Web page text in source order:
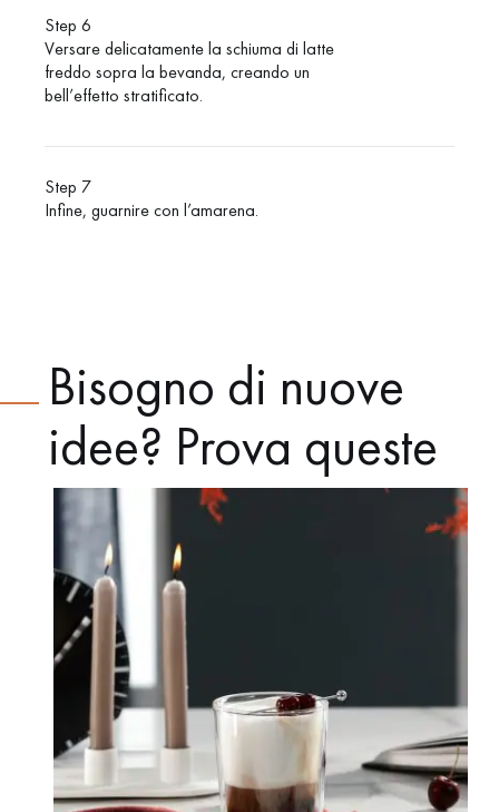
Step 6
Versare delicatamente la schiuma di latte
freddo sopra la bevanda, creando un
bell’effetto stratificato.
Step 7
Infine, guarnire con l’amarena.
Bisogno di nuove
idee? Prova queste